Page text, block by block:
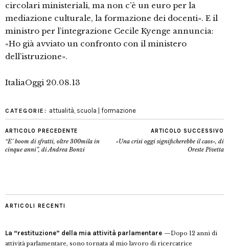
circolari ministeriali, ma non c’è un euro per la
mediazione culturale, la formazione dei docenti». E il
ministro per l’integrazione Cecile Kyenge annuncia:
«Ho già avviato un confronto con il ministero
dell’istruzione».
ItaliaOggi 20.08.13
CATEGORIE: attualità, scuola | formazione
ARTICOLO PRECEDENTE
“E’ boom di sfratti, oltre 300mila in
cinque anni”, di Andrea Bonzi
ARTICOLO SUCCESSIVO
«Una crisi oggi significherebbe il caos», di
Oreste Pivetta
ARTICOLI RECENTI
La “restituzione” della mia attività parlamentare
Dopo 12 anni di
attività parlamentare, sono tornata al mio lavoro di ricercatrice